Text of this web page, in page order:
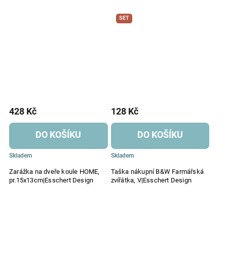
Zarážka na dveře koule HOME,
pr.15x13cm|Esschert Design
Skladem
428 Kč
DO KOŠÍKU
SET
Taška nákupní B&W Farmářská
zvířátka, V|Esschert Design
Skladem
128 Kč
DO KOŠÍKU